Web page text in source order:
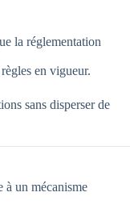
la réglementation
en vigueur.
sans disperser de
à un mécanisme